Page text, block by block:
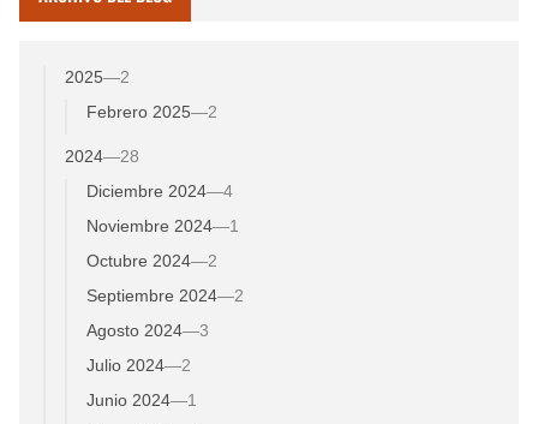
2025—2
Febrero 2025—2
2024—28
Diciembre 2024—4
Noviembre 2024—1
Octubre 2024—2
Septiembre 2024—2
Agosto 2024—3
Julio 2024—2
Junio 2024—1